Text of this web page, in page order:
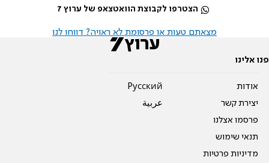
הצטרפו לקבוצת הוואטצאפ של ערוץ 7
מצאתם טעות או פרסומת לא ראויה? דווחו לנו
פנו אלינו
אודות
יצירת קשר
פרסמו אצלנו
תנאי שימוש
מדיניות פרטיות
Pусский
عربية